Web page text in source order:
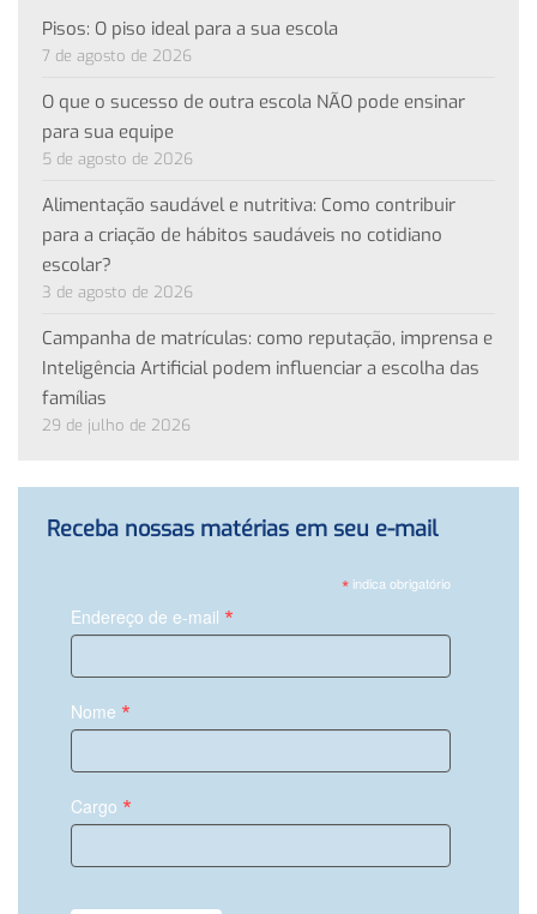
Pisos: O piso ideal para a sua escola
7 de agosto de 2026
O que o sucesso de outra escola NÃO pode ensinar
para sua equipe
5 de agosto de 2026
Alimentação saudável e nutritiva: Como contribuir
para a criação de hábitos saudáveis no cotidiano
escolar?
3 de agosto de 2026
Campanha de matrículas: como reputação, imprensa e
Inteligência Artificial podem influenciar a escolha das
famílias
29 de julho de 2026
Receba nossas matérias em seu e-mail
*indica obrigatório
Endereço de e-mail *
Nome *
Cargo *